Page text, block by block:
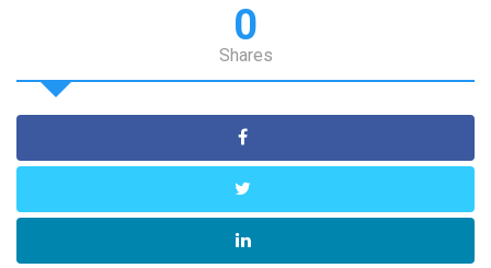
0
Shares